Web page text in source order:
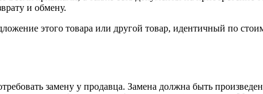
и обмену.
этого товара или другой товар, идентичный по
замену у продавца. Замена должна быть